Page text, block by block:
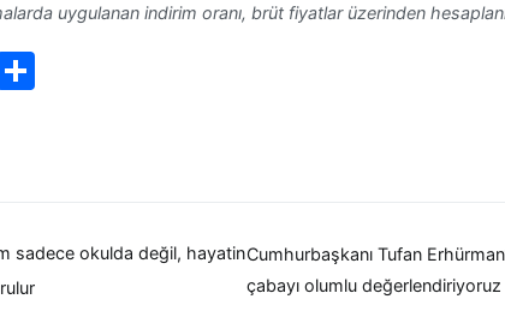
uygulanan indirim oranı, brüt fiyatlar üzerinden
sadece okulda değil, hayatinCumhurbaşkanı Tufan
çabayı olumlu değerlendiriyoruz